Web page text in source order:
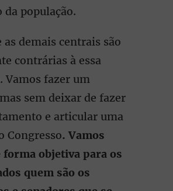
da população.
as demais centrais são
contrárias à essa
Vamos fazer um
sem deixar de fazer
e articular uma
Congresso. Vamos
forma objetiva para os
quem são os